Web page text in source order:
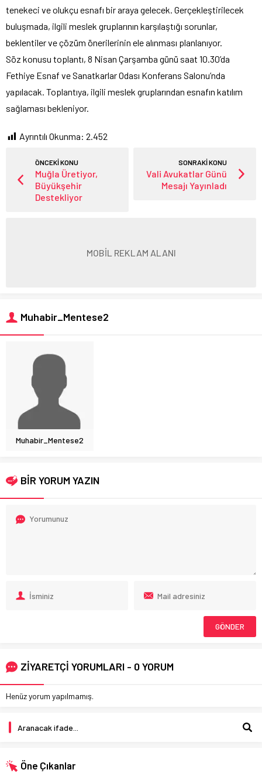
tenekeci ve olukçu esnafı bir araya gelecek. Gerçekleştirilecek
buluşmada, ilgili meslek gruplarının karşılaştığı sorunlar,
beklentiler ve çözüm önerilerinin ele alınması planlanıyor.
Söz konusu toplantı, 8 Nisan Çarşamba günü saat 10.30’da
Fethiye Esnaf ve Sanatkarlar Odası Konferans Salonu’nda
yapılacak. Toplantıya, ilgili meslek gruplarından esnafın katılım
sağlaması bekleniyor.
Ayrıntılı Okunma: 2.452
ÖNCEKİ KONU
Muğla Üretiyor,
Büyükşehir
Destekliyor
SONRAKİ KONU
Vali Avukatlar Günü
Mesajı Yayınladı
MOBİL REKLAM ALANI
Muhabir_Mentese2
Muhabir_Mentese2
BİR YORUM YAZIN
ZİYARETÇİ YORUMLARI - 0 YORUM
Henüz yorum yapılmamış.
Öne Çıkanlar